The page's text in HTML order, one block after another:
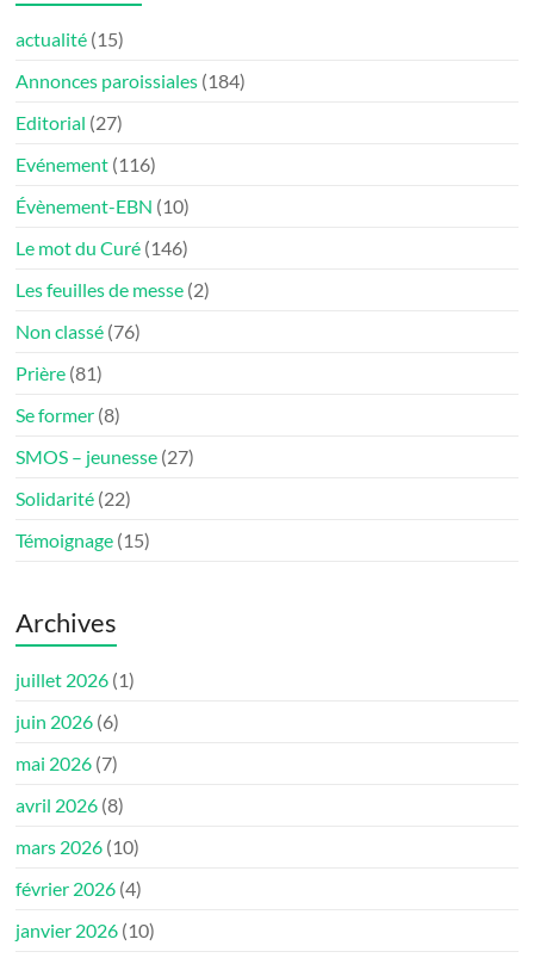
actualité (15)
Annonces paroissiales (184)
Editorial (27)
Evénement (116)
Évènement-EBN (10)
Le mot du Curé (146)
Les feuilles de messe (2)
Non classé (76)
Prière (81)
Se former (8)
SMOS – jeunesse (27)
Solidarité (22)
Témoignage (15)
Archives
juillet 2026 (1)
juin 2026 (6)
mai 2026 (7)
avril 2026 (8)
mars 2026 (10)
février 2026 (4)
janvier 2026 (10)